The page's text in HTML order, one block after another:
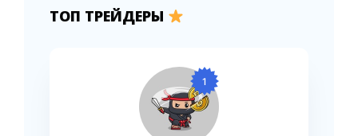
ТОП ТРЕЙДЕРЫ
1